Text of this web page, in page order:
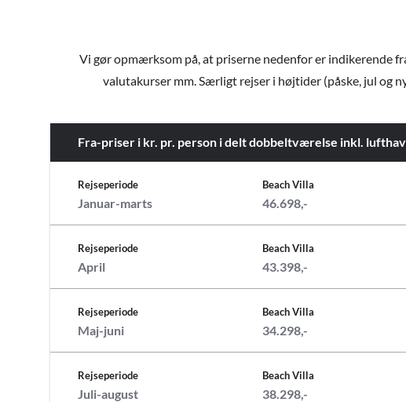
Vi gør opmærksom på, at priserne nedenfor er indikerende
valutakurser mm. Særligt rejser i højtider (påske, jul og
Fra-priser i kr. pr. person i delt dobbeltværelse inkl.
Rejseperiode
Januar-marts
Beach Villa
46.698,-
Rejseperiode
April
Beach Villa
43.398,-
Rejseperiode
Maj-juni
Beach Villa
34.298,-
Rejseperiode
Juli-august
Beach Villa
38.298,-